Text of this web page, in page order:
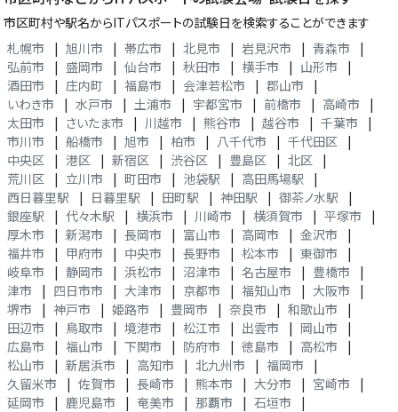
市区町村や駅名からITパスポートの試験日を検索することができます
札幌市
| 旭川市 | 帯広市 | 北見市 | 岩見沢市 | 青森市
|
弘前市
| 盛岡市 | 仙台市 | 秋田市 | 横手市 | 山形市
|
酒田市
| 庄内町 | 福島市 | 会津若松市 | 郡山市
|
いわき市
| 水戸市 | 土浦市 | 宇都宮市 | 前橋市 | 高崎市
|
太田市
| さいたま市 | 川越市 | 熊谷市 | 越谷市 | 千葉市
|
市川市
| 船橋市 | 旭市 | 柏市 | 八千代市 | 千代田区
|
中央区
| 港区 | 新宿区 | 渋谷区 | 豊島区 | 北区
|
荒川区
| 立川市 | 町田市 | 池袋駅 | 高田馬場駅
|
西日暮里駅
| 日暮里駅 | 田町駅 | 神田駅 | 御茶ノ水駅
|
銀座駅
| 代々木駅 | 横浜市 | 川崎市 | 横須賀市 | 平塚市
|
厚木市
| 新潟市 | 長岡市 | 富山市 | 高岡市 | 金沢市
|
福井市
| 甲府市 | 中央市 | 長野市 | 松本市 | 東御市
|
岐阜市
| 静岡市 | 浜松市 | 沼津市 | 名古屋市 | 豊橋市
|
津市
| 四日市市 | 大津市 | 京都市 | 福知山市 | 大阪市
|
堺市
| 神戸市 | 姫路市 | 豊岡市 | 奈良市 | 和歌山市
|
田辺市
| 鳥取市 | 境港市 | 松江市 | 出雲市 | 岡山市
|
広島市
| 福山市 | 下関市 | 防府市 | 徳島市 | 高松市
|
松山市
| 新居浜市 | 高知市 | 北九州市 | 福岡市
|
久留米市
| 佐賀市 | 長崎市 | 熊本市 | 大分市 | 宮崎市
|
延岡市
| 鹿児島市 | 奄美市 | 那覇市 | 石垣市 |